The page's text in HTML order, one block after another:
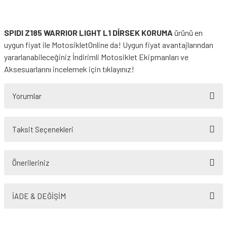
SPIDI Z185 WARRIOR LIGHT L1 DİRSEK KORUMA ürünü en
uygun fiyat ile MotosikletOnline da! Uygun fiyat avantajlarından
yararlanabileceğiniz İndirimli Motosiklet Ekipmanları ve
Aksesuarlarını incelemek için tıklayınız!
Yorumlar
Taksit Seçenekleri
Önerileriniz
yetersiz gördüğünüz noktaları öneri formunu kullanarak tarafımıza
İADE & DEĞİŞİM